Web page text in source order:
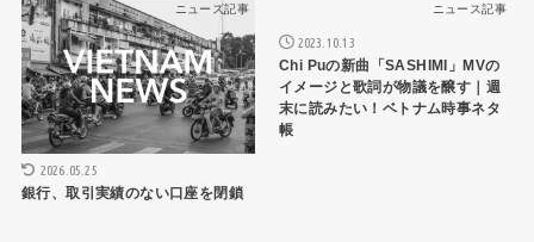
ニュース記事
2026.05.25
銀行、取引実績のない口座を閉鎖
ニュース記事
2023.10.13
Chi Puの新曲「SASHIMI」MVの
イメージと歌詞が物議を醸す｜週
末に読みたい！ベトナム時事ネタ
帳